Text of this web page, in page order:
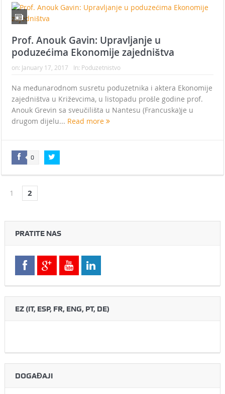
Prof. Anouk Gavin: Upravljanje u
poduzećima Ekonomije zajedništva
on: January 17, 2017 In: Poduzetnistvo
Na međunarodnom susretu poduzetnika i aktera Ekonomije
zajedništva u Križevcima, u listopadu prošle godine prof.
Anouk Grevin sa sveučilišta u Nantesu (Francuska)je u
drugom dijelu... Read more
0
1 2
PRATITE NAS
EZ (IT, ESP, FR, ENG, PT, DE)
DOGAĐAJI